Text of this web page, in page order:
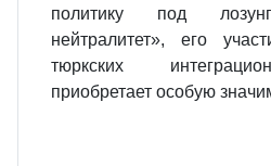
политику под
нейтралитет», его
тюркских
приобретает особую